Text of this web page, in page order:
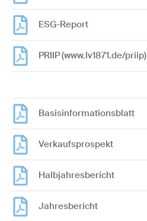
ESG-Report
PRIIP (www.lv1871.de/priip)
Basisinformationsblatt
Verkaufsprospekt
Halbjahresbericht
Jahresbericht